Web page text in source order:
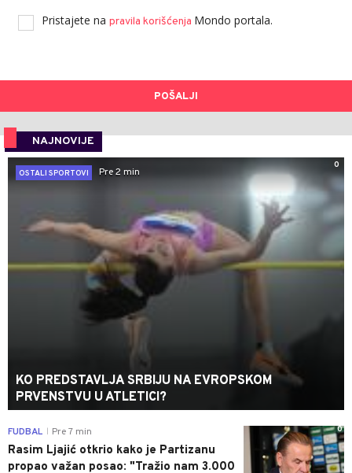
Pristajete na pravila korišćenja Mondo portala.
POŠALJI
NAJNOVIJE
0
OSTALI SPORTOVI
Pre 2 min
KO PREDSTAVLJA SRBIJU NA EVROPSKOM
PRVENSTVU U ATLETICI?
0
FUDBAL Pre 7 min
Rasim Ljajić otkrio kako je Partizanu
propao važan posao: "Tražio nam 3.000